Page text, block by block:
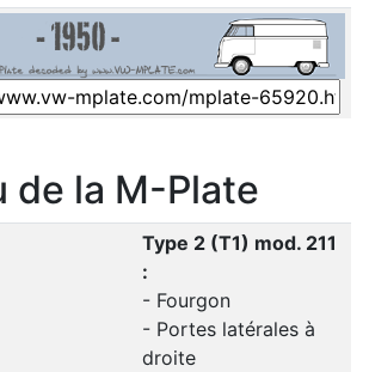
de la M-Plate
Type 2 (T1) mod. 211
:
- Fourgon
- Portes latérales à
droite